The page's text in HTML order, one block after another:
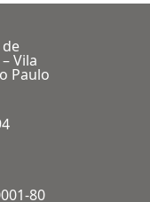
Vila
Paulo
80